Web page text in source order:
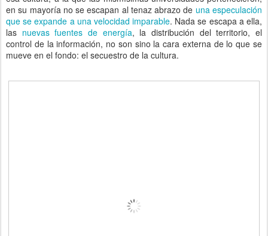
en su mayoría no se escapan al tenaz abrazo de una especulación
que se expande a una velocidad imparable. Nada se escapa a ella,
las nuevas fuentes de energía, la distribución del territorio, el
control de la información, no son sino la cara externa de lo que se
mueve en el fondo: el secuestro de la cultura.